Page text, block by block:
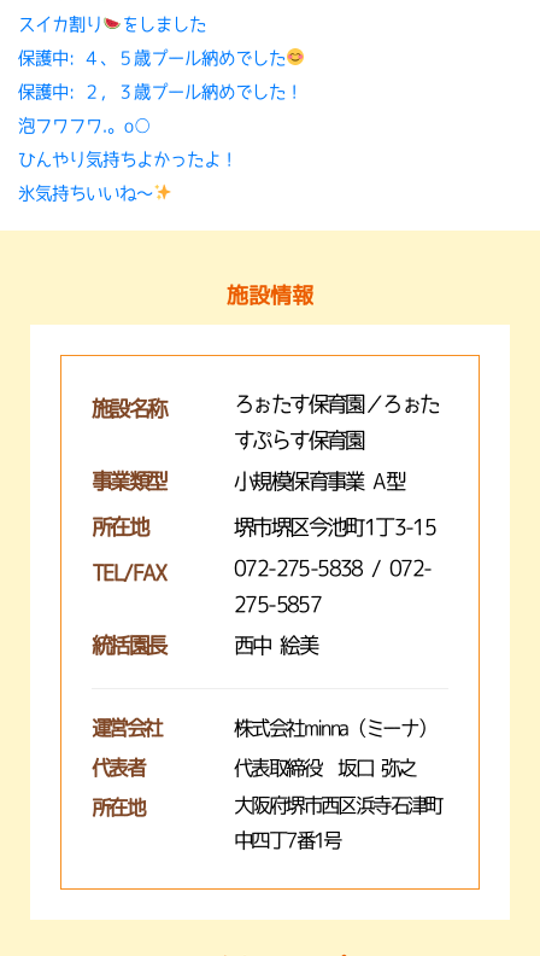
スイカ割り
をしました
保護中: ４、５歳プール納めでした
保護中: ２，３歳プール納めでした！
泡フワフワ.。o○
ひんやり気持ちよかったよ！
氷気持ちいいね〜
施設情報
施設名称
ろぉたす保育園／ろぉた
すぷらす保育園
事業類型
小規模保育事業 A型
所在地 堺市堺区今池町1丁3-15
TEL/FAX
072-275-5838 / 072-
275-5857
統括園長
西中 絵美
運営会社 株式会社minna（ミーナ）
代表者 代表取締役 坂口 弥之
所在地
大阪府堺市西区浜寺石津町
中四丁7番1号